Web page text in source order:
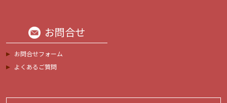
お問合せ
お問合せフォーム
よくあるご質問